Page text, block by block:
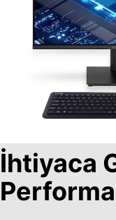
İhtiyaca